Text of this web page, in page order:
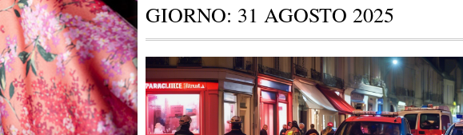
GIORNO: 31 AGOSTO 2025